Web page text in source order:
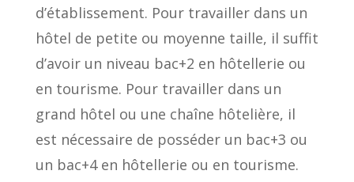
d’établissement. Pour travailler dans un
hôtel de petite ou moyenne taille, il suffit
d’avoir un niveau bac+2 en hôtellerie ou
en tourisme. Pour travailler dans un
grand hôtel ou une chaîne hôtelière, il
est nécessaire de posséder un bac+3 ou
un bac+4 en hôtellerie ou en tourisme.